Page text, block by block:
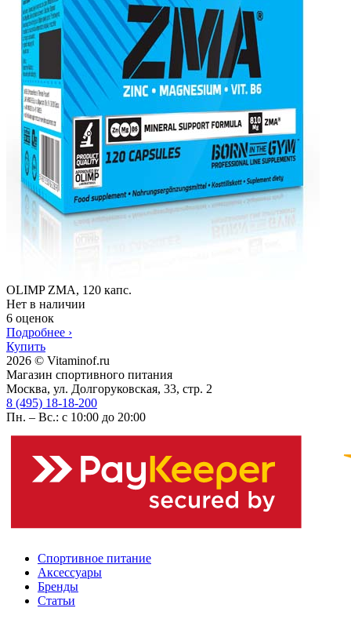
OLIMP ZMA, 120 капс.
Нет в наличии
6 оценок
Подробнее ›
Купить
2026 © Vitaminof.ru
Магазин спортивного питания
Москва, ул. Долгоруковская, 33, стр. 2
8 (495) 18-18-200
Пн. – Вс.: с 10:00 до 20:00
Спортивное питание
Аксессуары
Бренды
Статьи